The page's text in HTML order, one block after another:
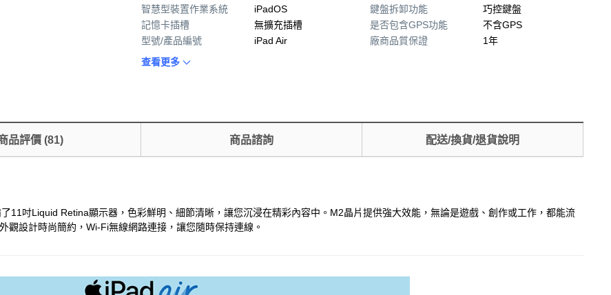
智慧型裝置作業系統
iPadOS
記憶卡插槽
無擴充插槽
型號/產品編號
iPad Air
鍵盤拆卸功能
巧控鍵盤
是否包含GPS功能
不含GPS
廠商品質保證
1年
查看更多
品評價 (81) 商品諮詢 配送/換貨/退貨說明
11吋Liquid Retina顯示器，色彩鮮明、細節清晰，讓您沉浸在精彩內容中。M2晶片提供強大效能，無論是遊戲、創作或工作，都能流
設計時尚簡約，Wi-Fi無線網路連接，讓您隨時保持連線。